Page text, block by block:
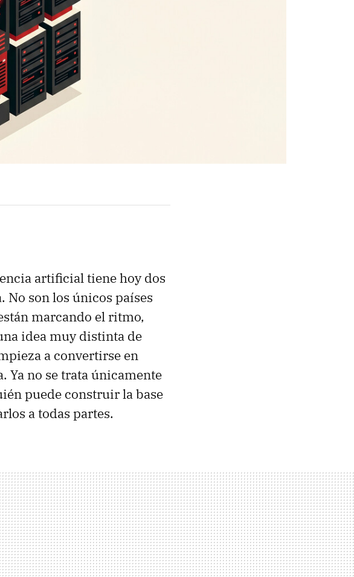
artificial tiene hoy dos
No son los únicos países
marcando el ritmo,
idea muy distinta de
a convertirse en
Ya no se trata únicamente
puede construir la base
a todas partes.